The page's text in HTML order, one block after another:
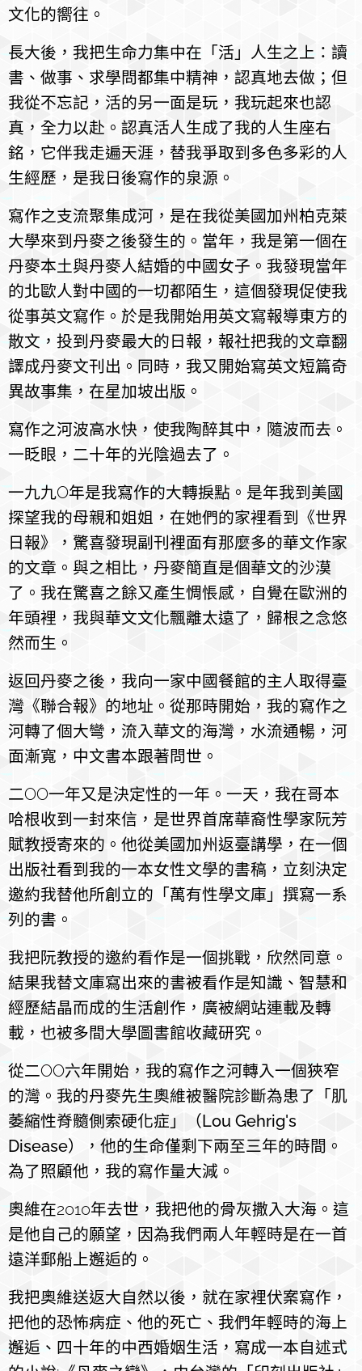
文化的嚮往。
長大後，我把生命力集中在「活」人生之上：讀
書、做事、求學問都集中精神，認真地去做；但
我從不忘記，活的另一面是玩，我玩起來也認
真，全力以赴。認真活人生成了我的人生座右
銘，它伴我走遍天涯，替我爭取到多色多彩的人
生經歷，是我日後寫作的泉源。
寫作之支流聚集成河，是在我從美國加州柏克萊
大學來到丹麥之後發生的。當年，我是第一個在
丹麥本土與丹麥人結婚的中國女子。我發現當年
的北歐人對中國的一切都陌生，這個發現促使我
從事英文寫作。於是我開始用英文寫報導東方的
散文，投到丹麥最大的日報，報社把我的文章翻
譯成丹麥文刊出。同時，我又開始寫英文短篇奇
異故事集，在星加坡出版。
寫作之河波高水快，使我陶醉其中，隨波而去。
一眨眼，二十年的光陰過去了。
一九九O年是我寫作的大轉捩點。是年我到美國
探望我的母親和姐姐，在她們的家裡看到《世界
日報》，驚喜發現副刊裡面有那麼多的華文作家
的文章。與之相比，丹麥簡直是個華文的沙漠
了。我在驚喜之餘又產生惆悵感，自覺在歐洲的
年頭裡，我與華文文化飄離太遠了，歸根之念悠
然而生。
返回丹麥之後，我向一家中國餐館的主人取得臺
灣《聯合報》的地址。從那時開始，我的寫作之
河轉了個大彎，流入華文的海灣，水流通暢，河
面漸寬，中文書本跟著問世。
二OO一年又是決定性的一年。一天，我在哥本
哈根收到一封來信，是世界首席華裔性學家阮芳
賦教授寄來的。他從美國加州返臺講學，在一個
出版社看到我的一本女性文學的書稿，立刻決定
邀約我替他所創立的「萬有性學文庫」撰寫一系
列的書。
我把阮教授的邀約看作是一個挑戰，欣然同意。
結果我替文庫寫出來的書被看作是知識、智慧和
經歷結晶而成的生活創作，廣被網站連載及轉
載，也被多間大學圖書館收藏研究。
從二OO六年開始，我的寫作之河轉入一個狹窄
的灣。我的丹麥先生奧維被醫院診斷為患了「肌
萎縮性脊髓側索硬化症」（Lou Gehrig's
Disease），他的生命僅剩下兩至三年的時間。
為了照顧他，我的寫作量大減。
奧維在2010年去世，我把他的骨灰撒入大海。這
是他自己的願望，因為我們兩人年輕時是在一首
遠洋郵船上邂逅的。
我把奧維送返大自然以後，就在家裡伏案寫作，
把他的恐怖病症、他的死亡、我們年輕時的海上
邂逅、四十年的中西婚姻生活，寫成一本自述式